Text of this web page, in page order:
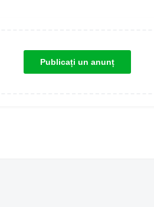
Publicați un anunț